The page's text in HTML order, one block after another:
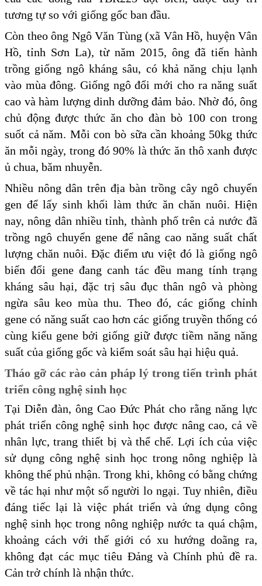
tương tự so với giống gốc ban đầu.
Còn theo ông Ngô Văn Tùng (xã Vân Hồ, huyện Vân
Hồ, tỉnh Sơn La), từ năm 2015, ông đã tiến hành
trồng giống ngô kháng sâu, có khả năng chịu lạnh
vào mùa đông. Giống ngô đổi mới cho ra năng suất
cao và hàm lượng dinh dưỡng đảm bảo. Nhờ đó, ông
chủ động được thức ăn cho đàn bò 100 con trong
suốt cả năm. Mỗi con bò sữa cần khoảng 50kg thức
ăn mỗi ngày, trong đó 90% là thức ăn thô xanh được
ủ chua, băm nhuyễn.
Nhiều nông dân trên địa bàn trồng cây ngô chuyển
gen để lấy sinh khối làm thức ăn chăn nuôi. Hiện
nay, nông dân nhiều tỉnh, thành phố trên cả nước đã
trồng ngô chuyển gene để nâng cao năng suất chất
lượng chăn nuôi. Đặc điểm ưu việt đó là giống ngô
biến đổi gene đang canh tác đều mang tính trạng
kháng sâu hại, đặc trị sâu đục thân ngô và phòng
ngừa sâu keo mùa thu. Theo đó, các giống chỉnh
gene có năng suất cao hơn các giống truyền thống có
cùng kiểu gene bởi giống giữ được tiềm năng năng
suất của giống gốc và kiểm soát sâu hại hiệu quả.
Tháo gỡ các rào cản pháp lý trong tiến trình phát
triển công nghệ sinh học
Tại Diễn đàn, ông Cao Đức Phát cho rằng năng lực
phát triển công nghệ sinh học được nâng cao, cả về
nhân lực, trang thiết bị và thể chế. Lợi ích của việc
sử dụng công nghệ sinh học trong nông nghiệp là
không thể phủ nhận. Trong khi, không có bằng chứng
về tác hại như một số người lo ngại. Tuy nhiên, điều
đáng tiếc lại là việc phát triển và ứng dụng công
nghệ sinh học trong nông nghiệp nước ta quá chậm,
khoảng cách với thế giới có xu hướng doãng ra,
không đạt các mục tiêu Đảng và Chính phủ đề ra.
Cản trở chính là nhận thức.